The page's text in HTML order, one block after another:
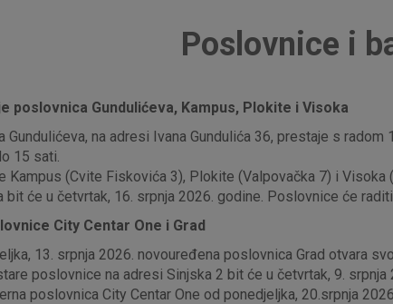
Poslovnice i
poslovnica Gundulićeva, Kampus, Plokite i Visoka
Gundulićeva, na adresi Ivana Gundulića 36, prestaje s
15 sati.
Kampus (Cvite Fiskovića 3), Plokite (Valpovačka 7) i
bit će u četvrtak, 16. srpnja 2026. godine. Poslovnice će
City Centar One i Grad
13. srpnja 2026. novouređena poslovnica Grad otvara
poslovnice na adresi Sinjska 2 bit će u četvrtak, 9.
poslovnica City Centar One od ponedjeljka, 20.srpnja